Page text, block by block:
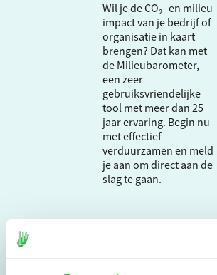
Wil je de CO₂- en milieu-
impact van je bedrijf of
organisatie in kaart
brengen? Dat kan met
de Milieubarometer,
een zeer
gebruiksvriendelijke
tool met meer dan 25
jaar ervaring. Begin nu
met effectief
verduurzamen en meld
je aan om direct aan de
slag te gaan.